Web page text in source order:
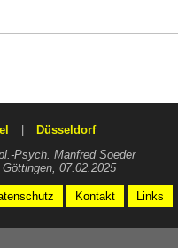
Düsseldorf
Psych. Manfred Soeder
07.02.2025
Kontakt Links